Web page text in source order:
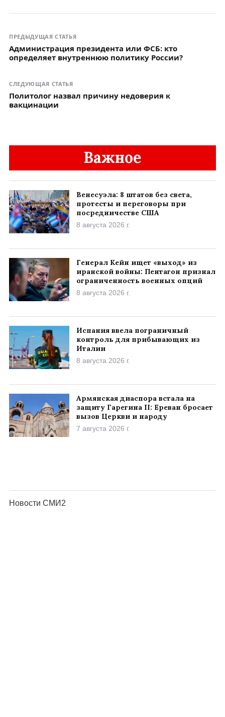
ПРЕДЫДУЩАЯ СТАТЬЯ
Администрация президента или ФСБ: кто
определяет внутреннюю политику России?
СЛЕДУЮЩАЯ СТАТЬЯ
Политолог назвал причину недоверия к
вакцинации
Важное
Венесуэла: 8 штатов без света,
протесты и переговоры при
посредничестве США
8 августа 2026 г.
Генерал Кейн ищет «выход» из
иранской войны: Пентагон признал
ограниченность военных опций
8 августа 2026 г.
Испания ввела пограничный
контроль для прибывающих из
Италии
8 августа 2026 г.
Армянская диаспора встала на
защиту Гарегина II: Ереван бросает
вызов Церкви и народу
7 августа 2026 г.